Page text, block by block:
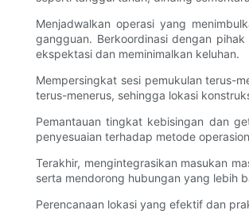
Menjadwalkan operasi yang
gangguan. Berkoordinasi dengan
ekspektasi dan meminimalkan keluhan.
Mempersingkat sesi pemukulan terus-
terus-menerus, sehingga lokasi
Pemantauan tingkat kebisingan dan
penyesuaian terhadap metode
Terakhir, mengintegrasikan masukan
serta mendorong hubungan yang lebih
Perencanaan lokasi yang efektif dan